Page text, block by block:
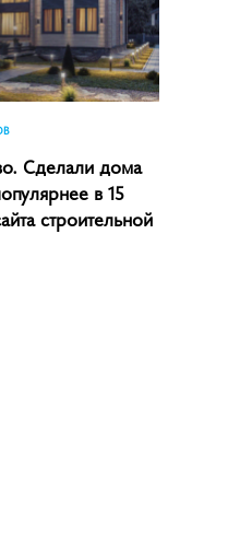
Сделали дома
в 15
строительной